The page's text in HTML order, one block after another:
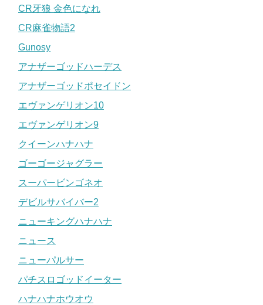
CR牙狼 金色になれ
CR麻雀物語2
Gunosy
アナザーゴッドハーデス
アナザーゴッドポセイドン
エヴァンゲリオン10
エヴァンゲリオン9
クイーンハナハナ
ゴーゴージャグラー
スーパービンゴネオ
デビルサバイバー2
ニューキングハナハナ
ニュース
ニューパルサー
パチスロゴッドイーター
ハナハナホウオウ